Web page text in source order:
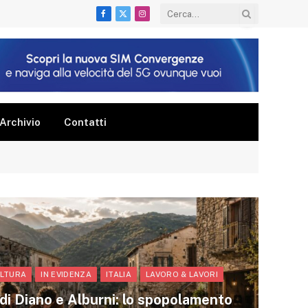
Facebook
X
Instagram
Archivio Contatti
IN EVIDENZA ITALIA LAVORO & LAVORI
Diano e Alburni: lo spopolamento